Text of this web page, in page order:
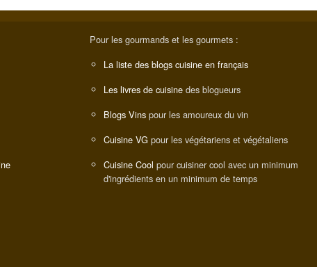
Pour les gourmands et les gourmets :
La liste des blogs cuisine en français
Les livres de cuisine des blogueurs
Blogs Vins pour les amoureux du vin
Cuisine VG pour les végétariens et végétaliens
Cuisine Cool pour cuisiner cool avec un minimum
d'ingrédients en un minimum de temps